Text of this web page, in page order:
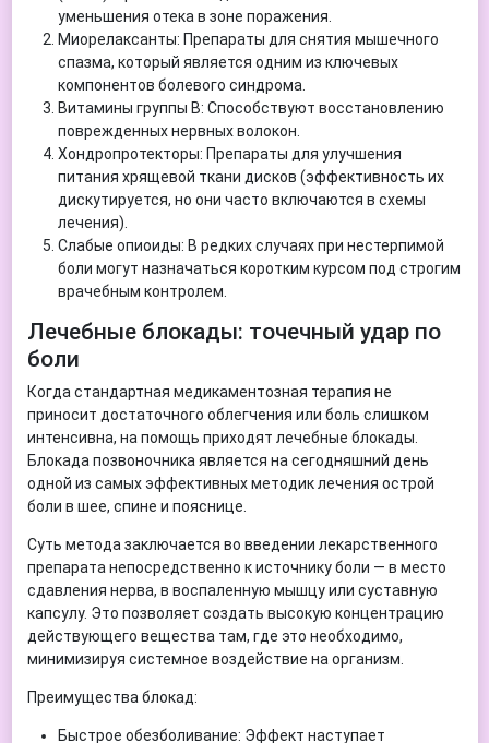
уменьшения отека в зоне поражения.
Миорелаксанты: Препараты для снятия мышечного
спазма, который является одним из ключевых
компонентов болевого синдрома.
Витамины группы B: Способствуют восстановлению
поврежденных нервных волокон.
Хондропротекторы: Препараты для улучшения
питания хрящевой ткани дисков (эффективность их
дискутируется, но они часто включаются в схемы
лечения).
Слабые опиоиды: В редких случаях при нестерпимой
боли могут назначаться коротким курсом под строгим
врачебным контролем.
Лечебные блокады: точечный удар по
боли
Когда стандартная медикаментозная терапия не
приносит достаточного облегчения или боль слишком
интенсивна, на помощь приходят лечебные блокады.
Блокада позвоночника является на сегодняшний день
одной из самых эффективных методик лечения острой
боли в шее, спине и пояснице.
Суть метода заключается во введении лекарственного
препарата непосредственно к источнику боли — в место
сдавления нерва, в воспаленную мышцу или суставную
капсулу. Это позволяет создать высокую концентрацию
действующего вещества там, где это необходимо,
минимизируя системное воздействие на организм.
Преимущества блокад:
Быстрое обезболивание: Эффект наступает